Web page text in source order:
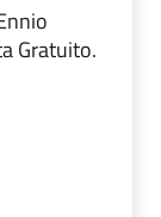
Gratuito.